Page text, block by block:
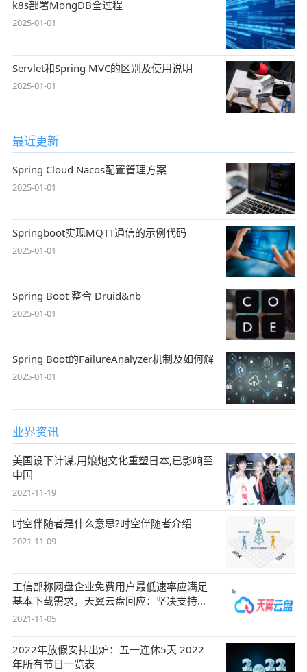
k8s部署MongDB全过程
2025-01-01
Servlet和Spring MVC的区别及使用说明
2025-01-01
最近更新
Spring Cloud Nacos配置管理方案
2025-01-01
Springboot实现MQTT通信的示例代码
2025-01-01
Spring Boot 整合 Druid&nb
2025-01-01
Spring Boot的FailureAnalyzer机制及如何解
2025-01-01
业界资讯
美国设下计谋,用娘炮文化重塑日本,已影响至
中国
2021-11-19
时空伴随者是什么意思?时空伴随者介绍
2021-11-09
工信部称网盘企业免费用户最低速率应满足
基本下载需求，天翼云盘回应：坚决支持，
始终
2021-11-05
2022年放假安排出炉：五一连休5天 2022
年所有节日一览表